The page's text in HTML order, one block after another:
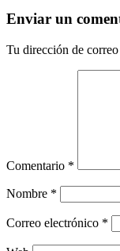
Enviar un
Tu dirección de
Comentario *
Nombre *
Correo electrónico *